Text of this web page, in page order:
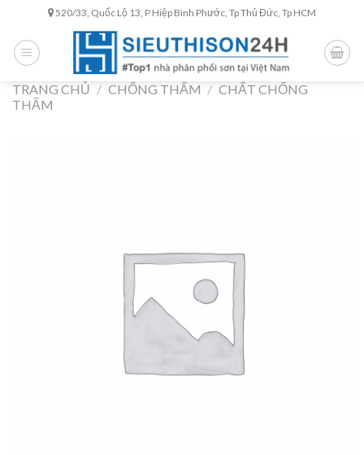
content
520/33, Quốc Lộ 13, P Hiệp Bình Phước, Tp Thủ Đức, Tp HCM
TRANG CHỦ / CHỐNG THẤM / CHẤT CHỐNG
THẤM